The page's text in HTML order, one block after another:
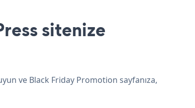
sitenize
ve Black Friday Promotion sayfanıza,